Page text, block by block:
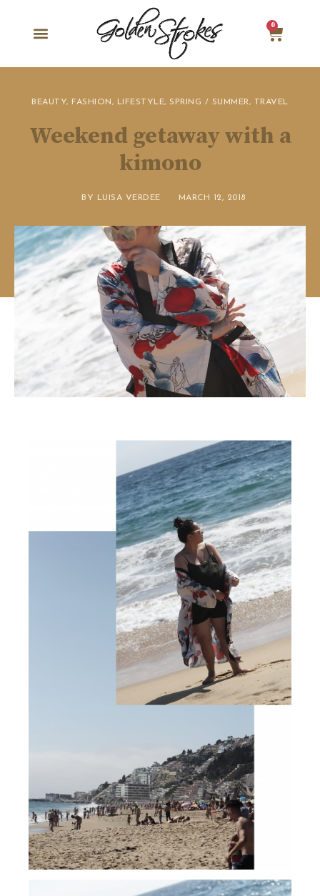
0
BEAUTY, FASHION, LIFESTYLE,SPRING / SUMMER, TRAVEL
Weekend getaway with a
kimono
BY LUISA VERDEE MARCH 12, 2018